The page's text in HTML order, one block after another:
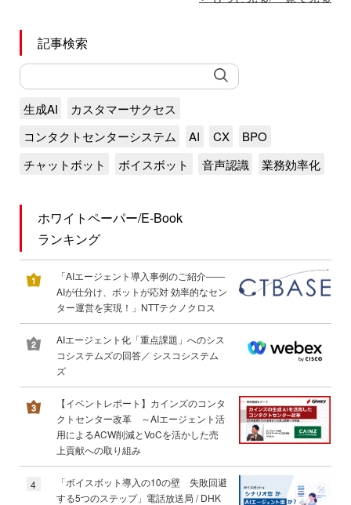
記事検索
生成AI
カスタマーサクセス
コンタクトセンターシステム
AI CX
BPO
チャットボット
ボイスボット 音声認識 業務効率化
ホワイトペーパー/E-Book
ランキング
「AIエージェント導入事例のご紹介――
AIが仕分け、ボットが応対 効率的なセン
ター運営を実現！」NTTテクノクロス
AIエージェント化「重点課題」へのシス
コシステムズの回答／ シスコシステム
ズ
【イベントレポート】カインズのコンタ
クトセンター改革 ～AIエージェント活
用によるACW削減とVoCを活かした売
上貢献への取り組み
4
「ボイスボット導入の10の壁 失敗回避
する5つのステップ」電話放送局 / DHK